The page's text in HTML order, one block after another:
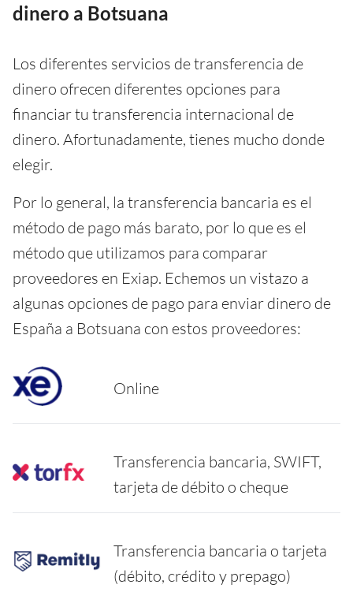
dinero a Botsuana
Los diferentes servicios de transferencia de
dinero ofrecen diferentes opciones para
financiar tu transferencia internacional de
dinero. Afortunadamente, tienes mucho donde
elegir.
Por lo general, la transferencia bancaria es el
método de pago más barato, por lo que es el
método que utilizamos para comparar
proveedores en Exiap. Echemos un vistazo a
algunas opciones de pago para enviar dinero de
España a Botsuana con estos proveedores:
Online
Transferencia bancaria, SWIFT,
tarjeta de débito o cheque
Transferencia bancaria o tarjeta
(débito, crédito y prepago)